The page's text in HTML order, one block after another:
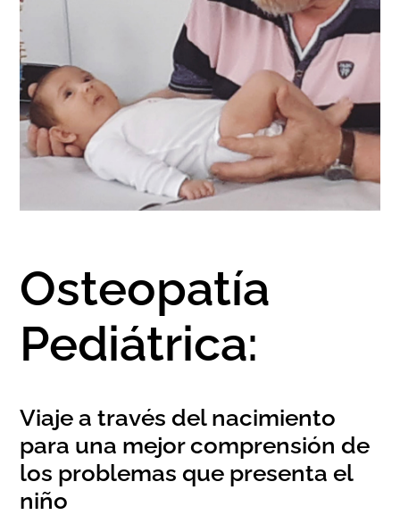
FULCRUM PLACE
CONTACTO
Osteopatía
Pediátrica:
Viaje a través del nacimiento
para una mejor comprensión de
los problemas que presenta el
niño